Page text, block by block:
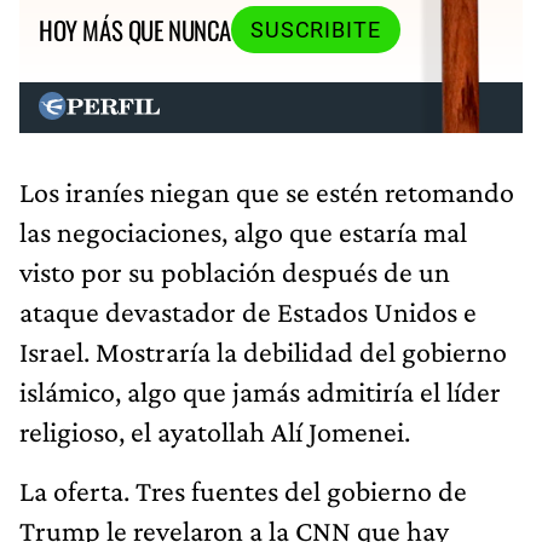
HOY MÁS QUE NUNCA SUSCRIBITE
Los iraníes niegan que se estén retomando
las negociaciones, algo que estaría mal
visto por su población después de un
ataque devastador de Estados Unidos e
Israel. Mostraría la debilidad del gobierno
islámico, algo que jamás admitiría el líder
religioso, el ayatollah Alí Jomenei.
La oferta. Tres fuentes del gobierno de
Trump le revelaron a la CNN que hay